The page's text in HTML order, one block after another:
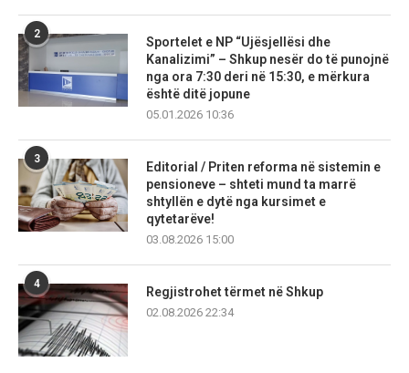
2
Sportelet e NP “Ujësjellësi dhe
Kanalizimi” – Shkup nesër do të punojnë
nga ora 7:30 deri në 15:30, e mërkura
është ditë jopune
05.01.2026 10:36
3
Editorial / Priten reforma në sistemin e
pensioneve – shteti mund ta marrë
shtyllën e dytë nga kursimet e
qytetarëve!
03.08.2026 15:00
4
Regjistrohet tërmet në Shkup
02.08.2026 22:34